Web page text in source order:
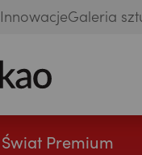
InnowacjeGaleria
Świat Premium